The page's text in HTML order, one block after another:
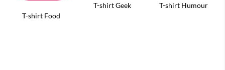
T-shirt Food
T-shirt Geek T-shirt Humour